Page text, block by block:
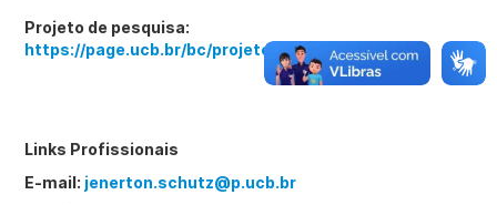
Projeto de pesquisa:
https://page.ucb.br/bc/projetos.programa
Links Profissionais
E-mail: jenerton.schutz@p.ucb.br